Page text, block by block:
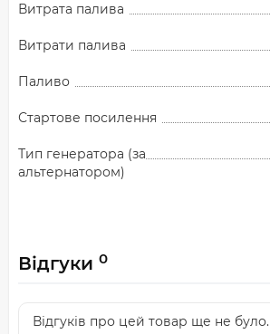
Витрата палива
Витрати палива
Паливо
Стартове посилення
Тип генератора (за
альтернатором)
Відгуки 0
Відгуків про цей товар ще не було.